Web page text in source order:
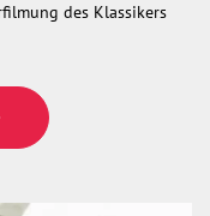
des Klassikers